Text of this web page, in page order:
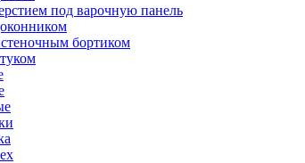
под варочную панель
бортиком